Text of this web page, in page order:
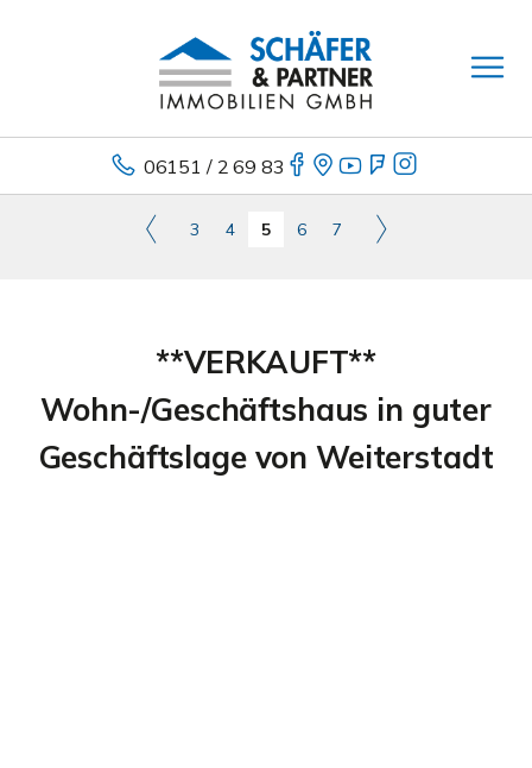
06151 / 2 69 83
3 4 5 6 7
**VERKAUFT**
Wohn-/Geschäftshaus in guter
Geschäftslage von Weiterstadt